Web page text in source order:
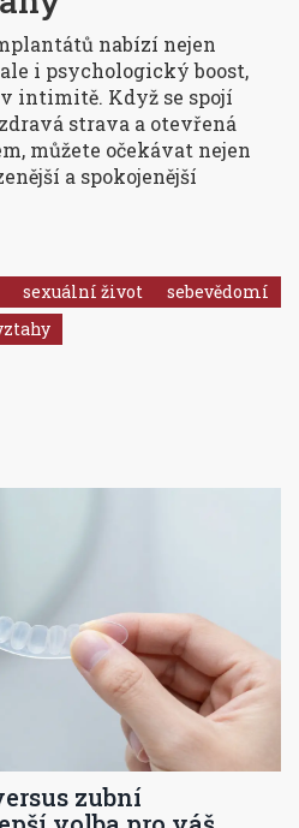
nabízí nejen
i psychologický boost,
v intimitě. Když se spojí
strava a otevřená
můžete očekávat nejen
a spokojenější
sexuální život
sebevědomí
zubní